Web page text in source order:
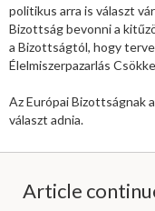
politikus arra is választ
Bizottság bevonni a
a Bizottságtól, hogy
Élelmiszerpazarlás
Az Európai Bizottságnak
választ adnia.
Article